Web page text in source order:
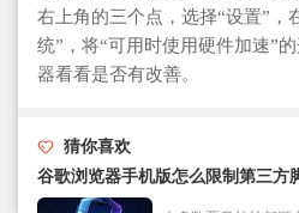
右上角的三个点，选择“设置”，
统”，将“可用时使用硬件加速”
器看看是否有改善。
猜你喜欢
谷歌浏览器手机版怎么限制第三方